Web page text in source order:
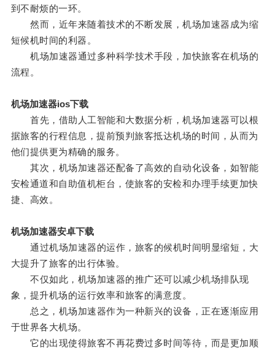
到不耐烦的一环。
然而，近年来随着技术的不断发展，机场加速器成为缩
短候机时间的利器。
机场加速器通过多种科学技术手段，加快旅客在机场的
流程。
机场加速器ios下载
首先，借助人工智能和大数据分析，机场加速器可以根
据旅客的行程信息，提前预判旅客抵达机场的时间，从而为
他们提供更为精确的服务。
其次，机场加速器还配备了高效的自动化设备，如智能
安检通道和自助值机柜台，使旅客的安检和办理手续更加快
捷、高效。
机场加速器安卓下载
通过机场加速器的运作，旅客的候机时间明显缩短，大
大提升了旅客的出行体验。
不仅如此，机场加速器的推广还可以减少机场排队现
象，提升机场的运行效率和旅客的满意度。
总之，机场加速器作为一种新兴的设备，正在逐渐应用
于世界各大机场。
它的出现使得旅客不再花费过多时间等待，而是更加顺